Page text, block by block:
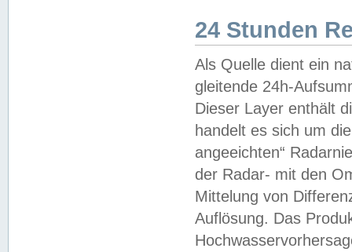
24 Stunden
Als Quelle dient ein
gleitende 24h-
Dieser Layer enthält
handelt es sich um
angeeichten“
der Radar- mit den
Mittelung von
Auflösung. Das